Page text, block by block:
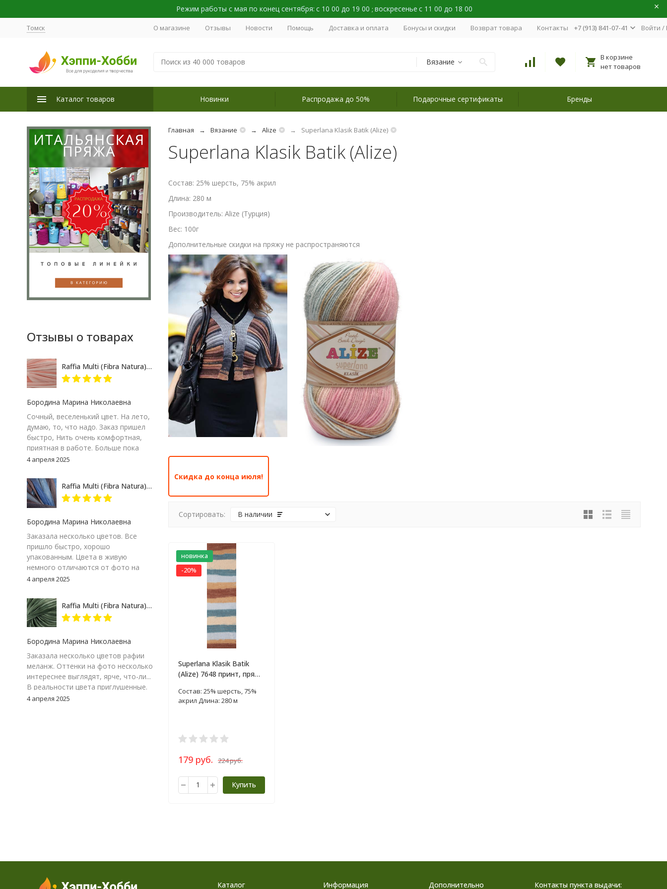
Режим работы с мая по конец сентября: с 10 00 до 19 00 ; воскресенье с 11 00 до 18 00
Томск О магазине Отзывы Новости Помощь Доставка и оплата Бонусы и скидки Возврат товара Контакты +7 (913) 841-07-41 Войти /
Вязание
В корзине
нет товаров
Каталог товаров Новинки Распродажа до 50% Подарочные сертификаты Бренды
Главная Вязание Alize Superlana Klasik Batik (Alize)
Superlana Klasik Batik (Alize)
Состав: 25% шерсть, 75% акрил
Длина: 280 м
Производитель: Alize (Турция)
Вес: 100г
Дополнительные скидки на пряжу не распространяются
Скидка до конца июля!
Сортировать: В наличии
новинка
-20%
Superlana Klasik Batik
(Alize) 7648 принт, пряжа
Состав: 25% шерсть, 75%
акрил Длина: 280 м
179 руб. 224 руб.
Купить
Отзывы о товарах
Raffia Multi (Fibra Natura) 117-17 розово-кремовый меланж, пряжа 35г
Бородина Марина Николаевна
Сочный, веселенький цвет. На лето,
думаю, то, что надо. Заказ пришел
быстро, Нить очень комфортная,
приятная в работе. Больше пока
сказать не могу – посмотрим на
пятерку и товару и продавцу за
качество сопровождения заказа!
4 апреля 2025
Raffia Multi (Fibra Natura) 117-07 сине-серый, пряжа 35г
Бородина Марина Николаевна
Заказала несколько цветов. Все
пришло быстро, хорошо
упакованным. Цвета в живую
немного отличаются от фото на
экране компьютера, но мне
Думаю, изделие получится
интересным
4 апреля 2025
Raffia Multi (Fibra Natura) 117-24 зеленый меланж, пряжа 35г
Бородина Марина Николаевна
Заказала несколько цветов рафии
меланж. Оттенки на фото несколько
интереснее выглядят, ярче, что-ли...
В реальности цвета приглушенные.
Цвет 117-24, зеленый меланж. Мне
4 апреля 2025
Каталог Информация Дополнительно Контакты пункта выдачи: